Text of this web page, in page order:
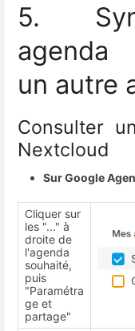
5.
agenda
un autre
Consulter
Nextcloud
Sur Google
Cliquer sur
les "..." à
droite de
l'agenda
souhaité,
puis
"Paramétra
ge et
partage"